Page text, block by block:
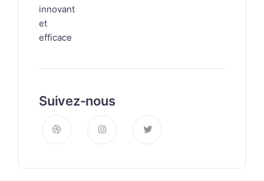
Suivez-nous